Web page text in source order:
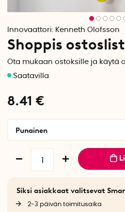
Innovaattori: Kenneth Olofsson
Shoppis
Ota mukaan ostoksille ja käytä
8.41 €
Punainen
Siksi asiakkaat valitsevat
2-3 päivän toimitusaika